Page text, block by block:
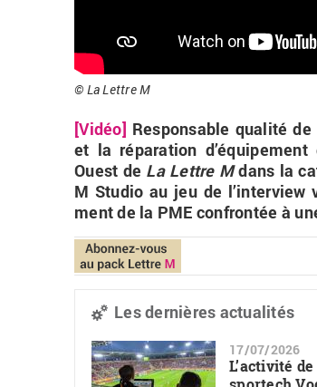
© La Lettre M
[Vidéo] Res­pon­sable qua­lité
et la ré­pa­ra­tion
Ouest de La Lettre Mdans la
M Stu­dio au jeu de
ment de la PME confron­tée à
Les dernières actualités
17/07/2026
L’activité